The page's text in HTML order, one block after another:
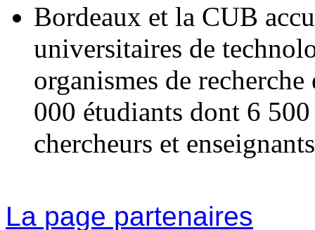
Bordeaux et la CUB
universitaires de
organismes de
000 étudiants dont 6
chercheurs et
La page partenaires